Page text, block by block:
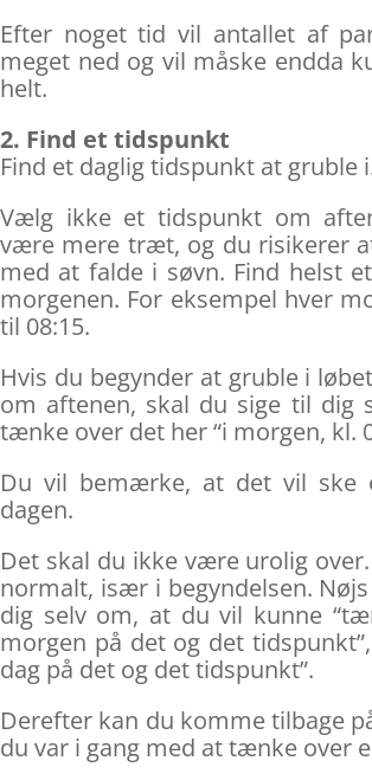
Efter noget tid vil antallet af
meget ned og vil måske endda
helt.
2. Find et tidspunkt
Find et daglig tidspunkt at gruble
Vælg ikke et tidspunkt om
være mere træt, og du risikerer
med at falde i søvn. Find helst
morgenen. For eksempel hver
til 08:15.
Hvis du begynder at gruble i
om aftenen, skal du sige til dig
tænke over det her “i morgen, kl.
Du vil bemærke, at det vil ske
dagen.
Det skal du ikke være urolig
normalt, især i begyndelsen.
dig selv om, at du vil kunne
morgen på det og det
dag på det og det tidspunkt”.
Derefter kan du komme tilbage
du var i gang med at tænke over